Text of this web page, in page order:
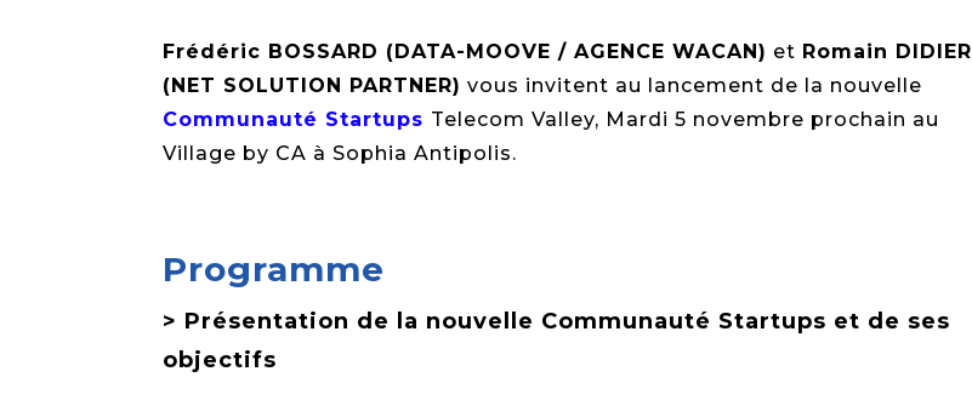
Frédéric BOSSARD (DATA-MOOVE / AGENCE WACAN) et Romain DIDIER
(NET SOLUTION PARTNER) vous invitent au lancement de la nouvelle
Communauté Startups Telecom Valley, Mardi 5 novembre prochain au
Village by CA à Sophia Antipolis.
Programme
> Présentation de la nouvelle Communauté Startups et de ses
objectifs